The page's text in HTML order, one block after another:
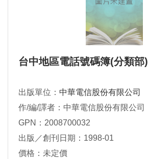
台中地區電話號碼簿(分類部)
出版單位： 中華電信股份有限公司
作/編/譯者：中華電信股份有限公司
GPN：2008700032
出版／創刊日期：1998-01
價格：未定價